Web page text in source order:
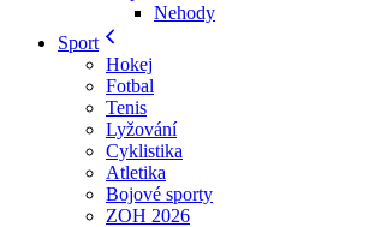
Nehody
Sport
Hokej
Fotbal
Tenis
Lyžování
Cyklistika
Atletika
Bojové sporty
ZOH 2026